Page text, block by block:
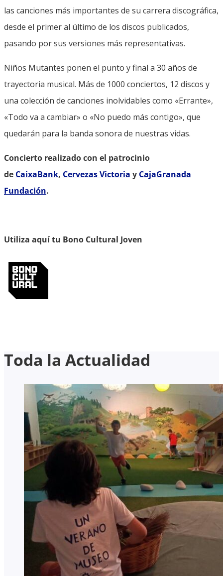
las canciones más importantes de su carrera discográfica,
desde el primer al último de los discos publicados,
pasando por sus versiones más representativas.
Niños Mutantes ponen el punto y final a 30 años de
trayectoria musical. Más de 1000 conciertos, 12 discos y
una colección de canciones inolvidables como «Errante»,
«Todo va a cambiar» o «No puedo más contigo», que
quedarán para la banda sonora de nuestras vidas.
Concierto realizado con el patrocinio
de CaixaBank, Cervezas Victoria y CajaGranada
Fundación.
Utiliza aquí tu Bono Cultural Joven
Toda la Actualidad